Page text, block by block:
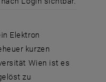
Elektron
kurzen
Wien ist es
zu